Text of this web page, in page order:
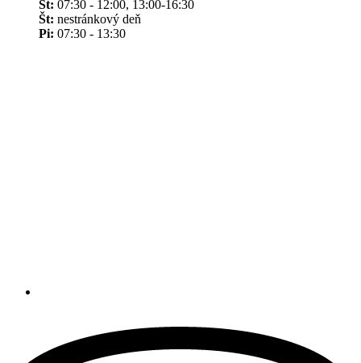
St: 07:30 - 12:00, 13:00-16:30
Št: nestránkový deň
Pi: 07:30 - 13:30